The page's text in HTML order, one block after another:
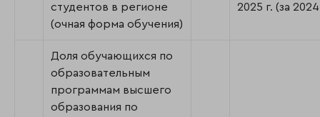
студентов в регионе
(очная форма обучения)
2025 г. (за 2024
Доля обучающихся по
образовательным
программам высшего
образования по